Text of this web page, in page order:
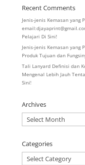
Recent Comments
Jenis-jenis Kemasan yang
Pelajari Di Sini!
Jenis-jenis Kemasan yang
Produk Tujuan dan
Tali Lanyard Definisi dan
Mengenal Lebih Jauh
Sini!
Archives
Archives
Categories
Categories